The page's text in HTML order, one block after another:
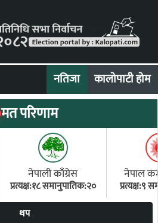
नतिजा कालोपाटी होम
मत परिणाम
नेपाली काँग्रेस
प्रत्यक्ष:१८ समानुपातिक:२०
नेपाल
प्रत्यक्ष:९
थप